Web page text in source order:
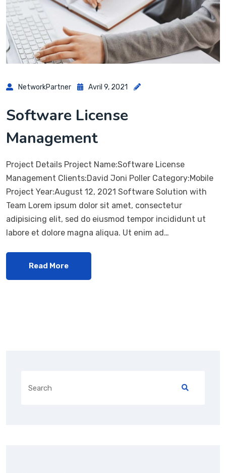
NetworkPartner Avril 9, 2021
Software License
Management
Project Details Project Name:Software License
Management Clients:David Joni Poller Category:Mobile
Project Year:August 12, 2021 Software Solution with
Team Lorem ipsum dolor sit amet, consectetur
adipisicing elit, sed do eiusmod tempor incididunt ut
labore et dolore magna aliqua. Ut enim ad…
Read More